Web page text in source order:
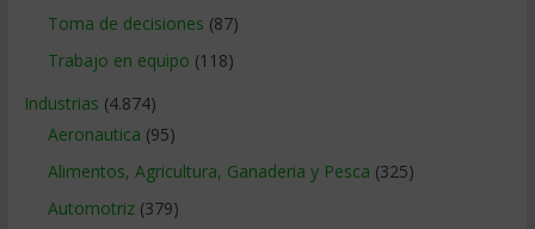
Toma de decisiones (87)
Trabajo en equipo (118)
Industrias (4.874)
Aeronautica (95)
Alimentos, Agricultura, Ganaderia y Pesca (325)
Automotriz(379)